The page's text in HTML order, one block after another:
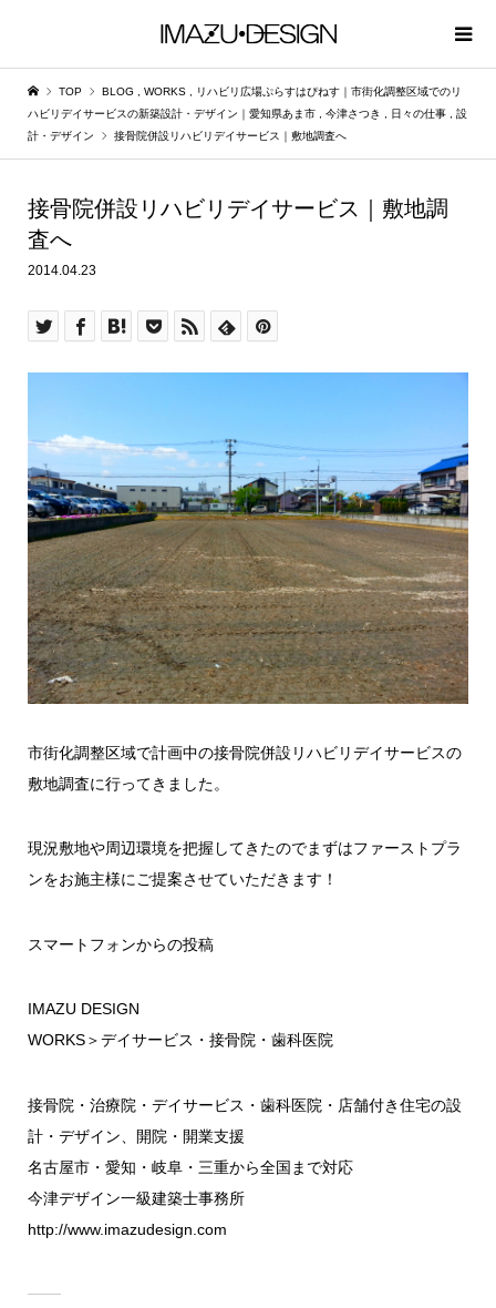
TOP BLOG WORKS
リハビリ広場ぷらすはぴねす｜市街化調整区域でのリ
ハビリデイサービスの新築設計・デザイン｜愛知県あま市
今津さつき 日々の仕事
設
計・デザイン
接骨院併設リハビリデイサービス｜敷地調査へ
接骨院併設リハビリデイサービス｜敷地調
査へ
2014.04.23
市街化調整区域で計画中の接骨院併設リハビリデイサービスの
敷地調査に行ってきました。
現況敷地や周辺環境を把握してきたのでまずはファーストプラ
ンをお施主様にご提案させていただきます！
スマートフォンからの投稿
IMAZU DESIGN
WORKS＞デイサービス・接骨院・歯科医院
接骨院・治療院・デイサービス・歯科医院・店舗付き住宅の設
計・デザイン、開院・開業支援
名古屋市・愛知・岐阜・三重から全国まで対応
今津デザイン一級建築士事務所
http://www.imazudesign.com